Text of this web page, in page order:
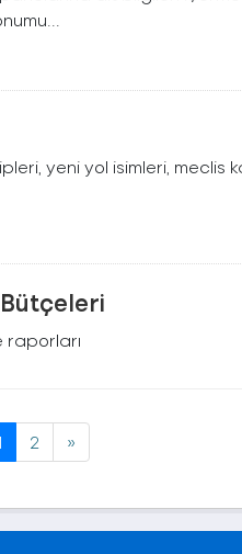
yeni yol isimleri, meclis
raporları
2 »